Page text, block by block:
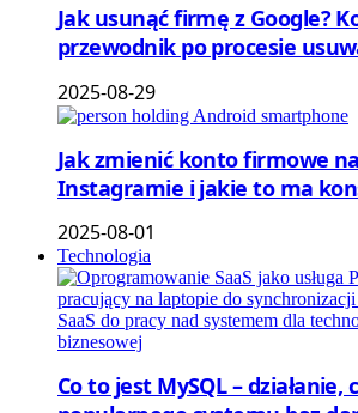
Jak usunąć firmę z Google?
przewodnik po procesie
2025-08-29
Jak zmienić konto firmowe
Instagramie i jakie to ma
2025-08-01
Technologia
Co to jest MySQL – działanie,